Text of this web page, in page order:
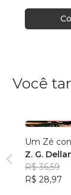
Você
Um Zé
Z. G.
R$ 36,59
R$ 28,97